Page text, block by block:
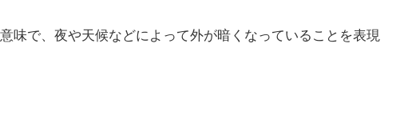
意味で、夜や天候などによって外が暗くなっていることを表現